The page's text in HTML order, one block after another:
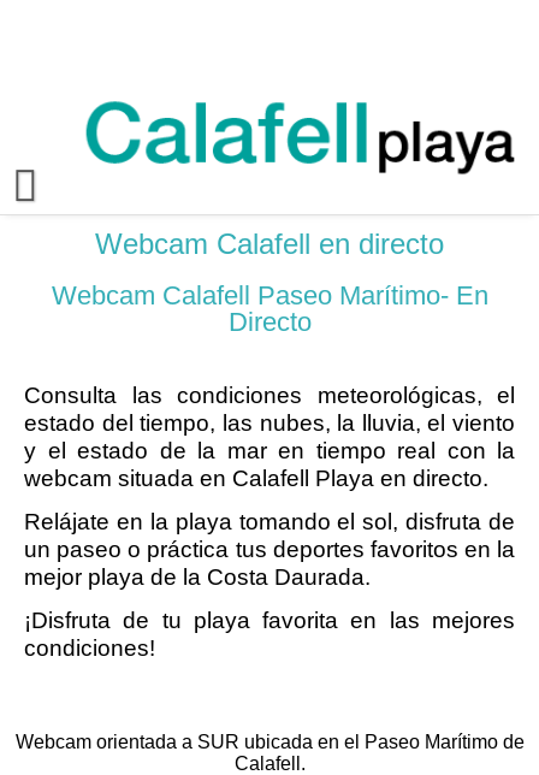
Webcam Calafell en directo
Webcam Calafell Paseo Marítimo- En
Directo
Consulta las condiciones meteorológicas, el
estado del tiempo, las nubes, la lluvia, el viento
y el estado de la mar en tiempo real con la
webcam situada en Calafell Playa en directo.
Relájate en la playa tomando el sol, disfruta de
un paseo o práctica tus deportes favoritos en la
mejor playa de la Costa Daurada.
¡Disfruta de tu playa favorita en las mejores
condiciones!
Webcam orientada a SUR ubicada en el Paseo Marítimo de
Calafell.